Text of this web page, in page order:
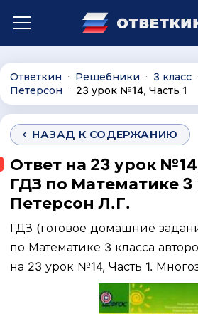
Ответкин ∙ Решебники ∙ 3 класс
Петерсон ∙ 23 урок №14, Часть 1
НАЗАД К СОДЕРЖАНИЮ
Ответ на 23 урок
ГДЗ по Математике 3
Петерсон Л.Г.
ГДЗ (готовое домашние
по Математике 3 класса
на 23 урок №14, Часть 1.